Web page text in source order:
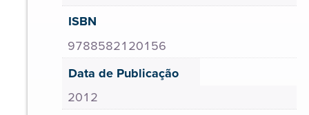
ISBN
9788582120156
Data de Publicação
2012